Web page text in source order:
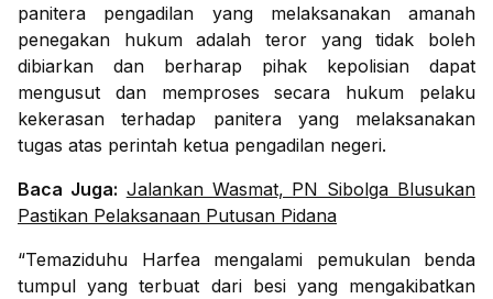
panitera pengadilan yang melaksanakan amanah
penegakan hukum adalah teror yang tidak boleh
dibiarkan dan berharap pihak kepolisian dapat
mengusut dan memproses secara hukum pelaku
kekerasan terhadap panitera yang melaksanakan
tugas atas perintah ketua pengadilan negeri.
Baca Juga: Jalankan Wasmat, PN Sibolga Blusukan
Pastikan Pelaksanaan Putusan Pidana
“Temaziduhu Harfea mengalami pemukulan benda
tumpul yang terbuat dari besi yang mengakibatkan